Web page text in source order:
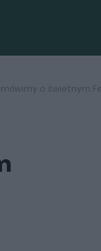
mówimy o świetnym